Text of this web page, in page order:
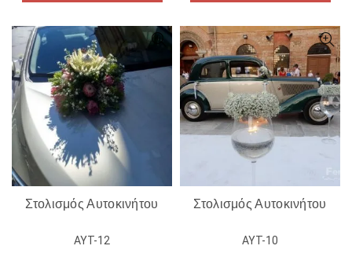
Στολισμός Αυτοκινήτου
ΑΥΤ-12
Στολισμός Αυτοκινήτου
ΑΥΤ-10